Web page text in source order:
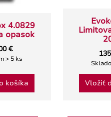
4.0829
opasok
€
> 5 ks
košíka Vložiť